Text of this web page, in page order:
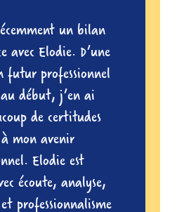
à Élodie pour son
bienveillance.
intéressante. On
la table puis entre
et séances avec
de façon
les forces,